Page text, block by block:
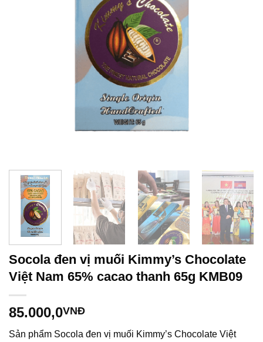
Socola đen vị muối Kimmy’s Chocolate
Việt Nam 65% cacao thanh 65g KMB09
85.000,0VNĐ
Sản phẩm Socola đen vị muối Kimmy’s Chocolate Việt